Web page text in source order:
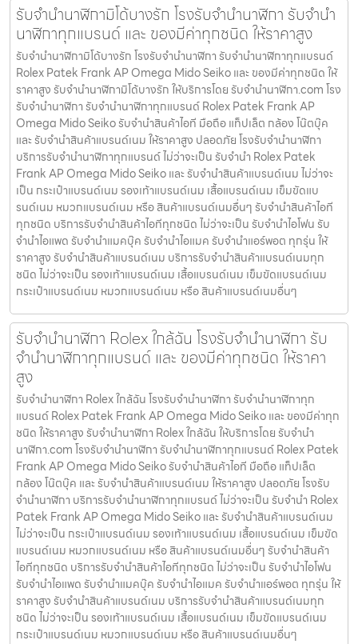
รับจำนำนาฬิกามิโด้บางรัก โรงรับจำนำนาฬิกา รับจำนำ
นาฬิกาทุกแบรนด์ และ ของมีค่าทุกชนิด ให้ราคาสูง
รับจำนำนาฬิกามิโด้บางรัก โรงรับจำนำนาฬิกา รับจำนำนาฬิกาทุกแบรนด์
Rolex Patek Frank AP Omega Mido Seiko และ ของมีค่าทุกชนิด ให้
ราคาสูง รับจำนำนาฬิกามิโด้บางรัก ให้บริการโดย รับจํานํานาฬิกา.com โรง
รับจำนำนาฬิกา รับจำนำนาฬิกาทุกแบรนด์ Rolex Patek Frank AP
Omega Mido Seiko รับจำนำสินค้าไอที มือถือ แท็ปเล็ต กล้อง โน๊ตบุ๊ค
และ รับจำนำสินค้าแบรนด์เนม ให้ราคาสูง ปลอดภัย โรงรับจำนำนาฬิกา
บริการรับจำนำนาฬิกาทุกแบรนด์ ไม่ว่าจะเป็น รับจำนำ Rolex Patek
Frank AP Omega Mido Seiko และ รับจำนำสินค้าแบรนด์เนม ไม่ว่าจะ
เป็น กระเป๋าแบรนด์เนม รองเท้าแบรนด์เนม เสื้อแบรนด์เนม เข็มขัดแบ
รนด์เนม หมวกแบรนด์เนม หรือ สินค้าแบรนด์เนมอื่นๆ รับจำนำสินค้าไอที
ทุกชนิด บริการรับจำนำสินค้าไอทีทุกชนิด ไม่ว่าจะเป็น รับจำนำไอโฟน รับ
จำนำไอแพด รับจำนำแมคบุ๊ค รับจำนำไอแมค รับจำนำแอร์พอต ทุกรุ่น ให้
ราคาสูง รับจำนำสินค้าแบรนด์เนม บริการรับจำนำสินค้าแบรนด์เนมทุก
ชนิด ไม่ว่าจะเป็น รองเท้าแบรนด์เนม เสื้อแบรนด์เนม เข็มขัดแบรนด์เนม
กระเป๋าแบรนด์เนม หมวกแบรนด์เนม หรือ สินค้าแบรนด์เนมอื่นๆ
รับจำนำนาฬิกา Rolex ใกล้ฉัน โรงรับจำนำนาฬิกา รับ
จำนำนาฬิกาทุกแบรนด์ และ ของมีค่าทุกชนิด ให้ราคา
สูง
รับจำนำนาฬิกา Rolex ใกล้ฉัน โรงรับจำนำนาฬิกา รับจำนำนาฬิกาทุก
แบรนด์ Rolex Patek Frank AP Omega Mido Seiko และ ของมีค่าทุก
ชนิด ให้ราคาสูง รับจำนำนาฬิกา Rolex ใกล้ฉัน ให้บริการโดย รับจํานํา
นาฬิกา.com โรงรับจำนำนาฬิกา รับจำนำนาฬิกาทุกแบรนด์ Rolex Patek
Frank AP Omega Mido Seiko รับจำนำสินค้าไอที มือถือ แท็ปเล็ต
กล้อง โน๊ตบุ๊ค และ รับจำนำสินค้าแบรนด์เนม ให้ราคาสูง ปลอดภัย โรงรับ
จำนำนาฬิกา บริการรับจำนำนาฬิกาทุกแบรนด์ ไม่ว่าจะเป็น รับจำนำ Rolex
Patek Frank AP Omega Mido Seiko และ รับจำนำสินค้าแบรนด์เนม
ไม่ว่าจะเป็น กระเป๋าแบรนด์เนม รองเท้าแบรนด์เนม เสื้อแบรนด์เนม เข็มขัด
แบรนด์เนม หมวกแบรนด์เนม หรือ สินค้าแบรนด์เนมอื่นๆ รับจำนำสินค้า
ไอทีทุกชนิด บริการรับจำนำสินค้าไอทีทุกชนิด ไม่ว่าจะเป็น รับจำนำไอโฟน
รับจำนำไอแพด รับจำนำแมคบุ๊ค รับจำนำไอแมค รับจำนำแอร์พอต ทุกรุ่น ให้
ราคาสูง รับจำนำสินค้าแบรนด์เนม บริการรับจำนำสินค้าแบรนด์เนมทุก
ชนิด ไม่ว่าจะเป็น รองเท้าแบรนด์เนม เสื้อแบรนด์เนม เข็มขัดแบรนด์เนม
กระเป๋าแบรนด์เนม หมวกแบรนด์เนม หรือ สินค้าแบรนด์เนมอื่นๆ